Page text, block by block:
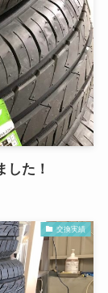
した！
交換実績